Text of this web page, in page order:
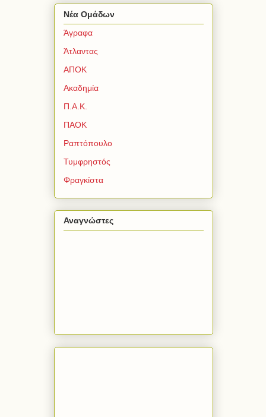
Νέα Ομάδων
Άγραφα
Άτλαντας
ΑΠΟΚ
Ακαδημία
Π.Α.Κ.
ΠΑΟΚ
Ραπτόπουλο
Τυμφρηστός
Φραγκίστα
Αναγνώστες